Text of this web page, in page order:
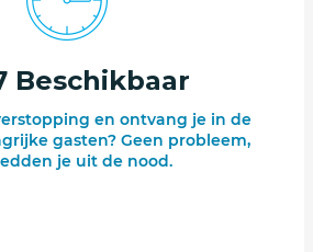
Beschikbaar
en ontvang je in de
gasten? Geen probleem,
je uit de nood.